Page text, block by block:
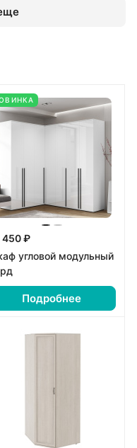
450 ₽
угловой модульный
Подробнее